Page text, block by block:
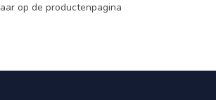
op de productenpagina